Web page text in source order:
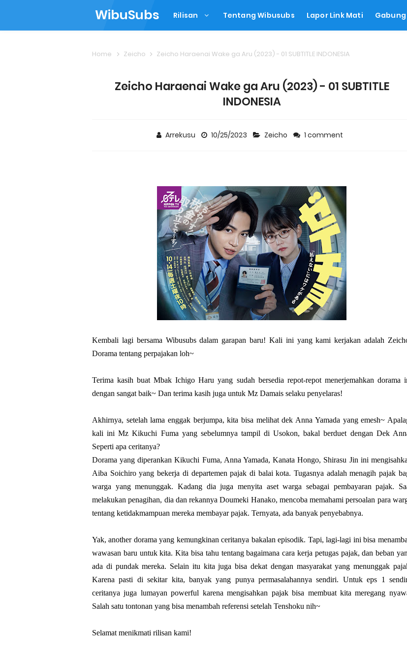
WibuSubs Rilisan Tentang Wibusubs Lapor Link Mati
Home Zeicho Zeicho Haraenai Wake ga Aru (2023) - 01 SUBTITLE INDONESIA
Zeicho Haraenai Wake ga Aru (2023) - 01 SUBTITLE
INDONESIA
Arrekusu 10/25/2023 Zeicho 1 comment
Kembali lagi bersama Wibusubs dalam garapan baru! Kali ini yang kami kerjakan adalah
Dorama tentang perpajakan loh~
Terima kasih buat Mbak Ichigo Haru yang sudah bersedia repot-repot menerjemahkan dorama
dengan sangat baik~ Dan terima kasih juga untuk Mz Damais selaku penyelaras!
Akhirnya, setelah lama enggak berjumpa, kita bisa melihat dek Anna Yamada yang emesh~
kali ini Mz Kikuchi Fuma yang sebelumnya tampil di Usokon, bakal berduet dengan Dek
Seperti apa ceritanya?
Dorama yang diperankan Kikuchi Fuma, Anna Yamada, Kanata Hongo, Shirasu Jin ini
Aiba Soichiro yang bekerja di departemen pajak di balai kota. Tugasnya adalah menagih pajak
warga yang menunggak. Kadang dia juga menyita aset warga sebagai pembayaran pajak.
melakukan penagihan, dia dan rekannya Doumeki Hanako, mencoba memahami persoalan para
tentang ketidakmampuan mereka membayar pajak. Ternyata, ada banyak penyebabnya.
Yak, another dorama yang kemungkinan ceritanya bakalan episodik. Tapi, lagi-lagi ini bisa
wawasan baru untuk kita. Kita bisa tahu tentang bagaimana cara kerja petugas pajak, dan beban
ada di pundak mereka. Selain itu kita juga bisa dekat dengan masyarakat yang menunggak
Karena pasti di sekitar kita, banyak yang punya permasalahannya sendiri. Untuk eps 1
ceritanya juga lumayan powerful karena mengisahkan pajak bisa membuat kita meregang
Salah satu tontonan yang bisa menambah referensi setelah Tenshoku nih~
Selamat menikmati rilisan kami!